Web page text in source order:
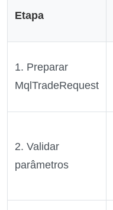
Etapa
1. Preparar
MqlTradeRequest
2. Validar
parâmetros